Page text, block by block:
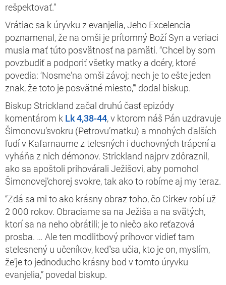
rešpektovať.”
Vrátiac sa k úryvku z evanjelia, Jeho Excelencia
poznamenal, že na omši je prítomný Boží Syn a veriaci
musia mať túto posvätnosť na pamäti. “Chcel by som
povzbudiť a podporiť všetky matky a dcéry, ktoré
povedia: ‘Nosme’na omši závoj; nech je to ešte jeden
znak, že toto je posvätné miesto,’” dodal biskup.
Biskup Strickland začal druhú časť epizódy
komentárom k Lk 4,38-44, v ktorom náš Pán uzdravuje
Šimonovu’svokru (Petrovu’matku) a mnohých ďalších
ľudí v Kafarnaume z telesných i duchovných trápení a
vyháňa z nich démonov. Strickland najprv zdôraznil,
ako sa apoštoli prihovárali Ježišovi, aby pomohol
Šimonovej’chorej svokre, tak ako to robíme aj my teraz.
“Zdá sa mi to ako krásny obraz toho, čo Cirkev robí už
2 000 rokov. Obraciame sa na Ježiša a na svätých,
ktorí sa na neho obrátili; je to niečo ako reťazová
prosba. … Ale ten modlitbový príhovor vidieť tam
stelesnený u učeníkov, keď’sa učia, kto je on, myslím,
že’je to jednoducho krásny bod v tomto úryvku
evanjelia,” povedal biskup.